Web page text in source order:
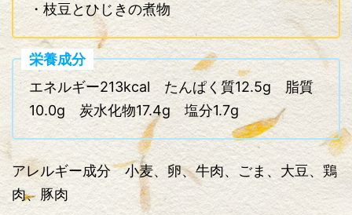
・枝豆とひじきの煮物
栄養成分
エネルギー213kcal たんぱく質12.5g 脂質
10.0g 炭水化物17.4g 塩分1.7g
アレルギー成分 小麦、卵、牛肉、ごま、大豆、鶏
肉、豚肉